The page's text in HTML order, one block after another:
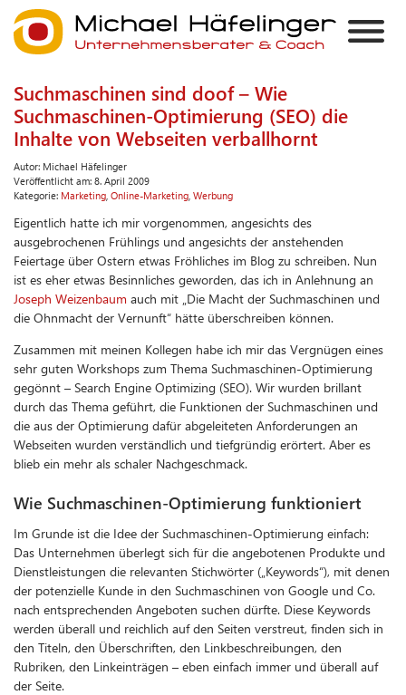
Suchmaschinen sind doof – Wie
Suchmaschinen-Optimierung (SEO) die
Inhalte von Webseiten verballhornt
Autor: Michael Häfelinger
Veröffentlicht am: 8. April 2009
Kategorie: Marketing Online-Marketing Werbung
Eigentlich hatte ich mir vorgenommen, angesichts des
ausgebrochenen Frühlings und angesichts der anstehenden
Feiertage über Ostern etwas Fröhliches im Blog zu schreiben. Nun
ist es eher etwas Besinnliches geworden, das ich in Anlehnung an
Joseph Weizenbaum auch mit „Die Macht der Suchmaschinen und
die Ohnmacht der Vernunft“ hätte überschreiben können.
Zusammen mit meinen Kollegen habe ich mir das Vergnügen eines
sehr guten Workshops zum Thema Suchmaschinen-Optimierung
gegönnt – Search Engine Optimizing (SEO). Wir wurden brillant
durch das Thema geführt, die Funktionen der Suchmaschinen und
die aus der Optimierung dafür abgeleiteten Anforderungen an
Webseiten wurden verständlich und tiefgründig erörtert. Aber es
blieb ein mehr als schaler Nachgeschmack.
Wie Suchmaschinen-Optimierung funktioniert
Im Grunde ist die Idee der Suchmaschinen-Optimierung einfach:
Das Unternehmen überlegt sich für die angebotenen Produkte und
Dienstleistungen die relevanten Stichwörter („Keywords“), mit denen
der potenzielle Kunde in den Suchmaschinen von Google und Co.
nach entsprechenden Angeboten suchen dürfte. Diese Keywords
werden überall und reichlich auf den Seiten verstreut, finden sich in
den Titeln, den Überschriften, den Linkbeschreibungen, den
Rubriken, den Linkeinträgen – eben einfach immer und überall auf
der Seite.